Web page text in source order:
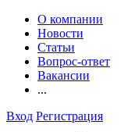
О компании
Новости
Статьи
Вопрос-ответ
Вакансии
...
Вход Регистрация